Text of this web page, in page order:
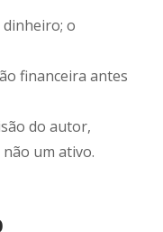
o
financeira antes
do autor,
um ativo.